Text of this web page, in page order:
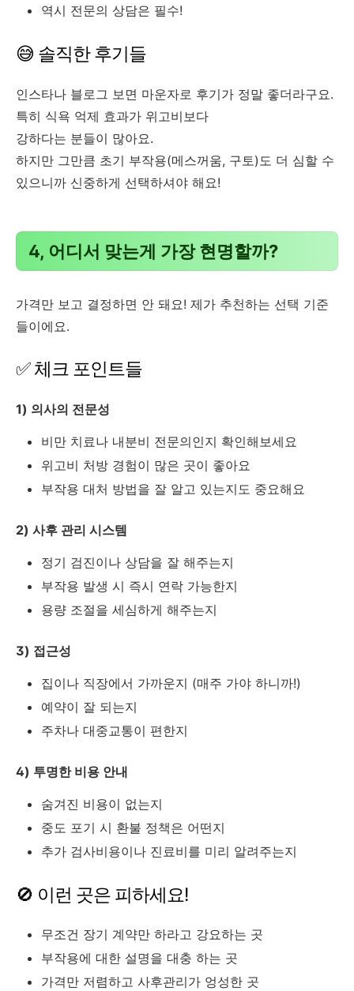
역시 전문의 상담은 필수!
😅 솔직한 후기들
인스타나 블로그 보면 마운자로 후기가 정말 좋더라구요.
특히 식욕 억제 효과가 위고비보다
강하다는 분들이 많아요.
하지만 그만큼 초기 부작용(메스꺼움, 구토)도 더 심할 수
있으니까 신중하게 선택하셔야 해요!
4, 어디서 맞는게 가장 현명할까?
가격만 보고 결정하면 안 돼요! 제가 추천하는 선택 기준
들이에요.
✅ 체크 포인트들
1) 의사의 전문성
비만 치료나 내분비 전문의인지 확인해보세요
위고비 처방 경험이 많은 곳이 좋아요
부작용 대처 방법을 잘 알고 있는지도 중요해요
2) 사후 관리 시스템
정기 검진이나 상담을 잘 해주는지
부작용 발생 시 즉시 연락 가능한지
용량 조절을 세심하게 해주는지
3) 접근성
집이나 직장에서 가까운지 (매주 가야 하니까!)
예약이 잘 되는지
주차나 대중교통이 편한지
4) 투명한 비용 안내
숨겨진 비용이 없는지
중도 포기 시 환불 정책은 어떤지
추가 검사비용이나 진료비를 미리 알려주는지
🚫 이런 곳은 피하세요!
무조건 장기 계약만 하라고 강요하는 곳
부작용에 대한 설명을 대충 하는 곳
가격만 저렴하고 사후관리가 엉성한 곳